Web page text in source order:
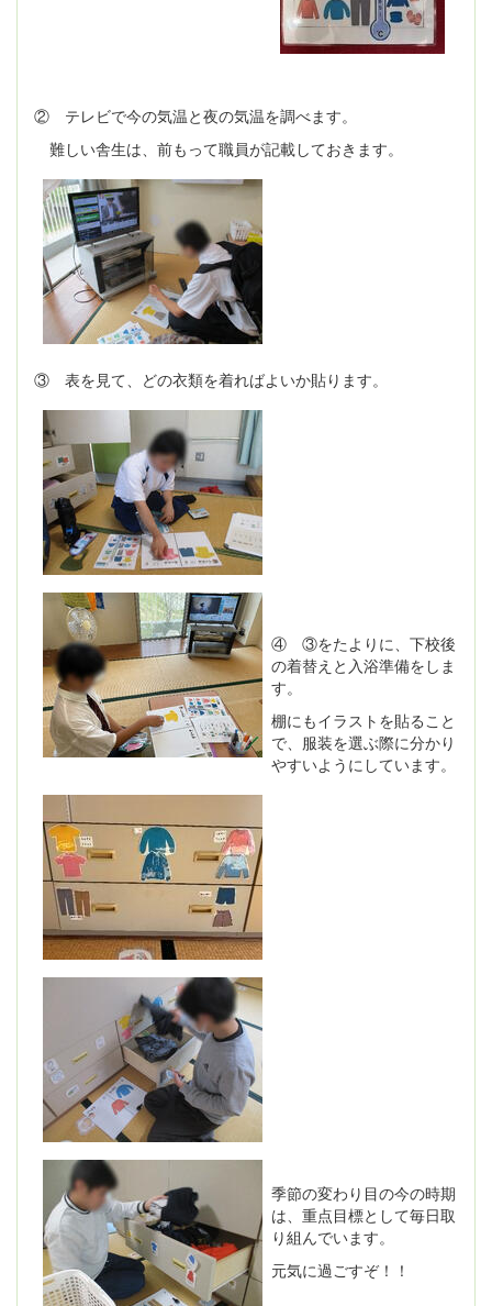
② テレビで今の気温と夜の気温を調べます。
難しい舎生は、前もって職員が記載しておきます。
③ 表を見て、どの衣類を着ればよいか貼ります。
④ ③をたよりに、下校後
の着替えと入浴準備をしま
す。
棚にもイラストを貼ること
で、服装を選ぶ際に分かり
やすいようにしています。
季節の変わり目の今の時期
は、重点目標として毎日取
り組んでいます。
元気に過ごすぞ！！